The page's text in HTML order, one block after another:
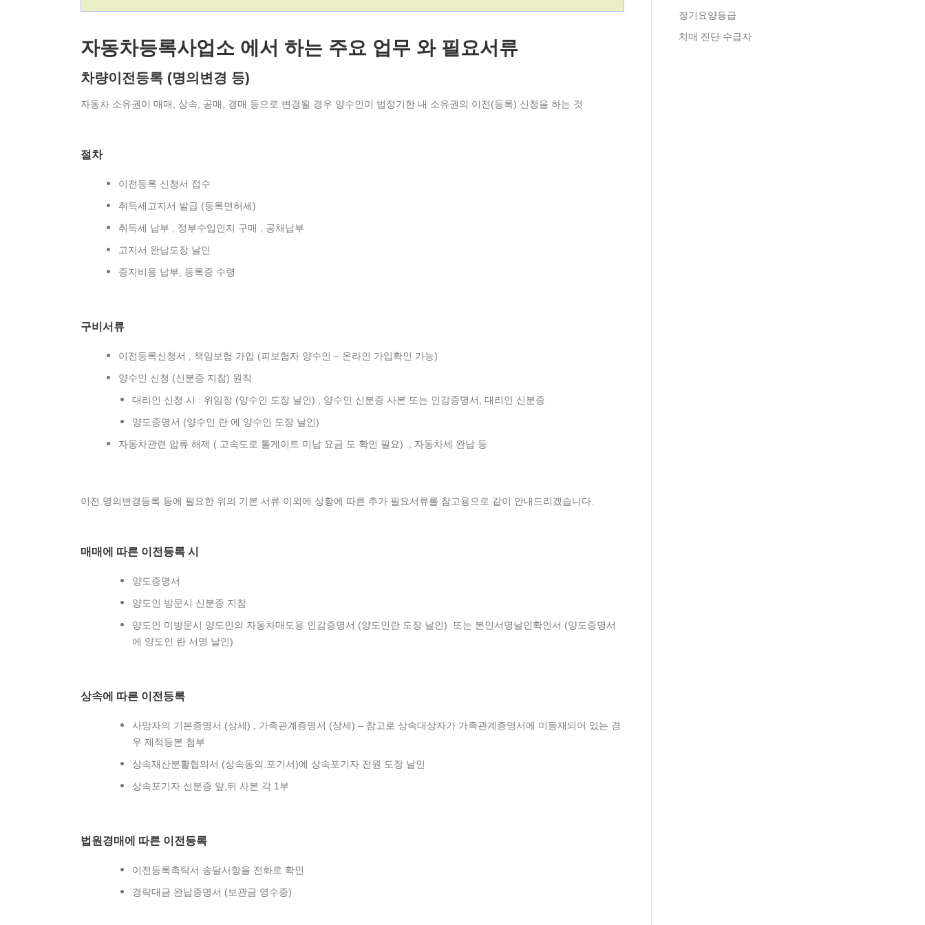
자동차등록사업소 에서 하는 주요 업무 와 필요서류
차량이전등록 (명의변경 등)
자동차 소유권이 매매, 상속, 공매, 경매 등으로 변경될 경우 양수인이 법정기한 내 소유권의 이전(등록) 신청을 하는 것
절차
이전등록 신청서 접수
취득세고지서 발급 (등록면허세)
취득세 납부 , 정부수입인지 구매 , 공채납부
고지서 완납도장 날인
증지비용 납부, 등록증 수령
구비서류
이전등록신청서 , 책임보험 가입 (피보험자 양수인 – 온라인 가입확인 가능)
양수인 신청 (신분증 지참) 원칙
대리인 신청 시 : 위임장 (양수인 도장 날인) , 양수인 신분증 사본 또는 인감증명서, 대리인 신분증
양도증명서 (양수인 란 에 양수인 도장 날인)
자동차관련 압류 해제 ( 고속도로 톨게이트 미납 요금 도 확인 필요) , 자동차세 완납 등
이전.명의변경등록 등에 필요한 위의 기본 서류 이외에 상황에 따른 추가 필요서류를 참고용으로 같이 안내드리겠습니다.
매매에 따른 이전등록 시
양도증명서
양도인 방문시 신분증 지참
양도인 미방문시 양도인의 자동차매도용 인감증명서 (양도인란 도장 날인) 또는 본인서명날인확인서 (양도증명서
에 양도인 란 서명 날인)
상속에 따른 이전등록
사망자의 기본증명서 (상세) , 가족관계증명서 (상세) – 참고로 상속대상자가 가족관계증명서에 미등재되어 있는 경
우 제적등본 첨부
상속재산분활협의서 (상속동의.포기서)에 상속포기자 전원 도장 날인
상속포기자 신분증 앞,뒤 사본 각 1부
법원경매에 따른 이전등록
이전등록촉탁서 송달사항을 전화로 확인
경락대금 완납증명서 (보관금 영수증)
장기요양등급
치매 진단 수급자